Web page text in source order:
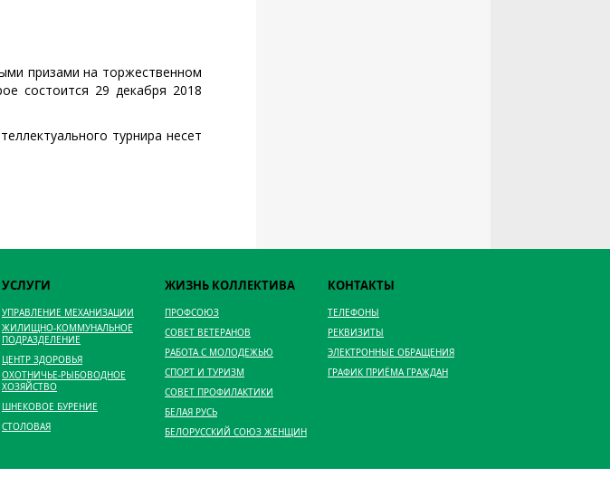
призами на торжественном
состоится 29 декабря 2018
турнира несет
УСЛУГИ
УПРАВЛЕНИЕ МЕХАНИЗАЦИИ
ЖИЛИЩНО-КОММУНАЛЬНОЕ
ПОДРАЗДЕЛЕНИЕ
ЦЕНТР ЗДОРОВЬЯ
ОХОТНИЧЬЕ-РЫБОВОДНОЕ
ХОЗЯЙСТВО
ШНЕКОВОЕ БУРЕНИЕ
СТОЛОВАЯ
ЖИЗНЬ КОЛЛЕКТИВА
ПРОФСОЮЗ
СОВЕТ ВЕТЕРАНОВ
РАБОТА С МОЛОДЕЖЬЮ
СПОРТ И ТУРИЗМ
СОВЕТ ПРОФИЛАКТИКИ
БЕЛАЯ РУСЬ
БЕЛОРУССКИЙ СОЮЗ ЖЕНЩИН
КОНТАКТЫ
ТЕЛЕФОНЫ
РЕКВИЗИТЫ
ЭЛЕКТРОННЫЕ ОБРАЩЕНИЯ
ГРАФИК ПРИЁМА ГРАЖДАН